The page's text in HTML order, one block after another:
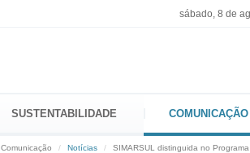
sábado, 8 de
SUSTENTABILIDADE COMUNICAÇÃO
Comunicação Notícias SIMARSUL distinguida no